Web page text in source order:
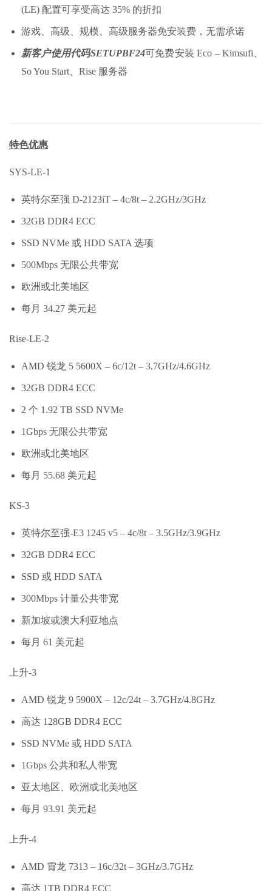
(LE) 配置可享受高达 35% 的折扣
游戏、高级、规模、高级服务器免安装费，无需承诺
新客户使用代码SETUPBF24可免费安装 Eco – Kimsufi、
So You Start、Rise 服务器
特色优惠
SYS-LE-1
英特尔至强 D-2123iT – 4c/8t – 2.2GHz/3GHz
32GB DDR4 ECC
SSD NVMe 或 HDD SATA 选项
500Mbps 无限公共带宽
欧洲或北美地区
每月 34.27 美元起
Rise-LE-2
AMD 锐龙 5 5600X – 6c/12t – 3.7GHz/4.6GHz
32GB DDR4 ECC
2 个 1.92 TB SSD NVMe
1Gbps 无限公共带宽
欧洲或北美地区
每月 55.68 美元起
KS-3
英特尔至强-E3 1245 v5 – 4c/8t – 3.5GHz/3.9GHz
32GB DDR4 ECC
SSD 或 HDD SATA
300Mbps 计量公共带宽
新加坡或澳大利亚地点
每月 61 美元起
上升-3
AMD 锐龙 9 5900X – 12c/24t – 3.7GHz/4.8GHz
高达 128GB DDR4 ECC
SSD NVMe 或 HDD SATA
1Gbps 公共和私人带宽
亚太地区、欧洲或北美地区
每月 93.91 美元起
上升-4
AMD 霄龙 7313 – 16c/32t – 3GHz/3.7GHz
高达 1TB DDR4 ECC